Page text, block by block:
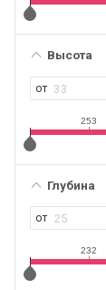
Высота
253
Глубина
232